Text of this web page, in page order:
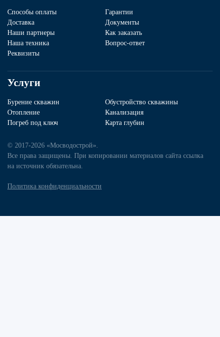
Способы оплаты
Гарантии
Доставка
Документы
Наши партнеры
Как заказать
Наша техника
Вопрос-ответ
Реквизиты
Услуги
Бурение скважин
Обустройство скважины
Отопление
Канализация
Погреб под ключ
Карта глубин
© 2017-2026 «Мосводострой».
Все права защищены. При копировании материалов сайта ссылка
на источник обязательна.
Политика конфиденциальности